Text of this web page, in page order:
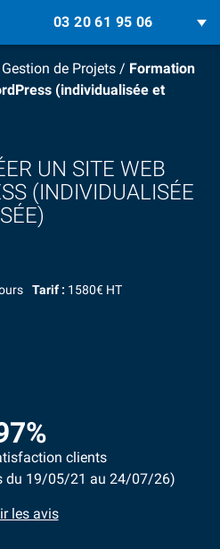
03 20 61 95 06
Gestion de Projets / Formation
(individualisée et
UN SITE WEB
(INDIVIDUALISÉE
Tarif : 1580€ HT
clients
du 19/05/21 au 24/07/26)
les avis